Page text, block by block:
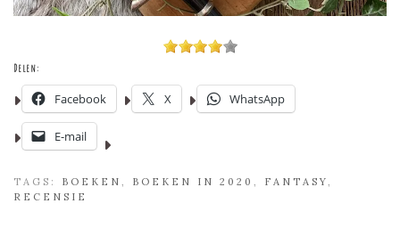
Delen:
Facebook X WhatsApp
E-mail
TAGS: BOEKEN BOEKEN IN 2020 FANTASY
RECENSIE